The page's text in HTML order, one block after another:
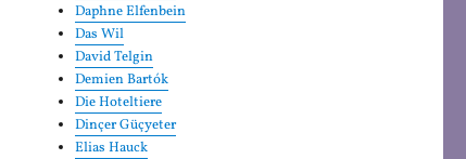
Daphne Elfenbein
Das Wil
David Telgin
Demien Bartók
Die Hoteltiere
Dinçer Güçyeter
Elias Hauck